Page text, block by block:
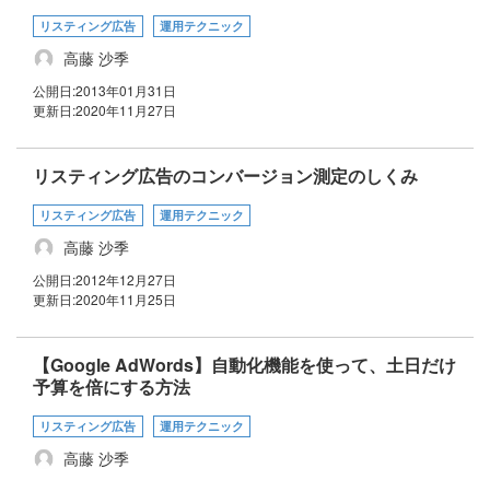
リスティング広告 運用テクニック
高藤 沙季
公開日:2013年01月31日
更新日:2020年11月27日
リスティング広告のコンバージョン測定のしくみ
リスティング広告 運用テクニック
高藤 沙季
公開日:2012年12月27日
更新日:2020年11月25日
【Google AdWords】自動化機能を使って、土日だけ
予算を倍にする方法
リスティング広告 運用テクニック
高藤 沙季